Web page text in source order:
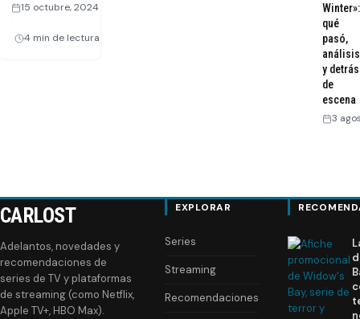
15 octubre, 2024
4 min de lectura
Winter»:
qué
pasó,
análisis
y detrás
de
escena
3
CARLOST
Adelantos, novedades y
recomendaciones de
series de TV y plataformas
de streaming (como Netflix,
Apple TV+, HBO Max).
EXPLORAR
Series
Streaming
Recomendaciones